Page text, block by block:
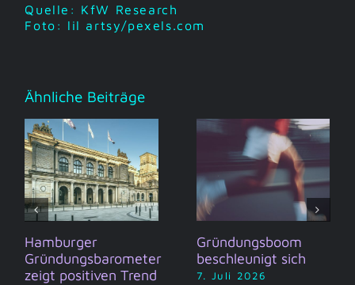
Quelle: KfW Research
Foto: lil artsy/pexels.com
Ähnliche Beiträge
Hamburger
Gründungsbarometer
zeigt positiven Trend
Gründungsboom
beschleunigt sich
7. Juli 2026